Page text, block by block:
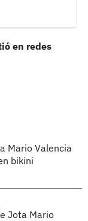
en redes
Mario Valencia
bikini
Jota Mario